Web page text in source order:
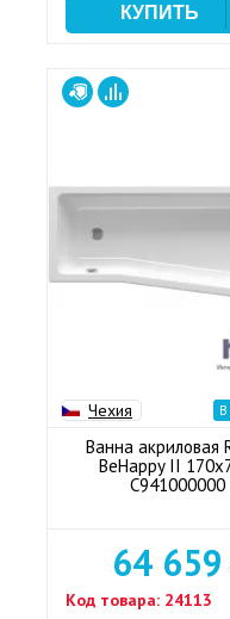
Чехия
Ванна акриловая
BeHappy II
C941000000
64 659
Код товара: 24113